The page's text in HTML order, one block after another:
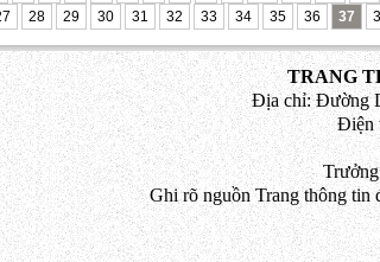
28 29 30 31 32 33 34 35 36 37
TRANG
Địa chỉ: Đường
Điện
Ghi rõ nguồn Trang thông tin